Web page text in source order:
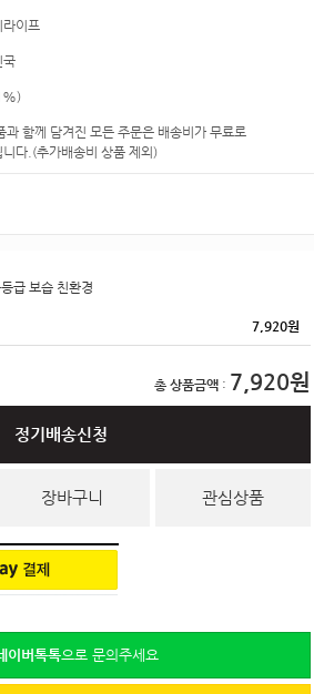
라이프
국
과 함께 담겨진 모든 주문은 배송비가 무료로
니다.(추가배송비 상품 제외)
급 보습 친환경
7,920원
총 상품금액 : 7,920
정기배송신청
장바구니 관심상품
이버톡톡으로 문의주세요